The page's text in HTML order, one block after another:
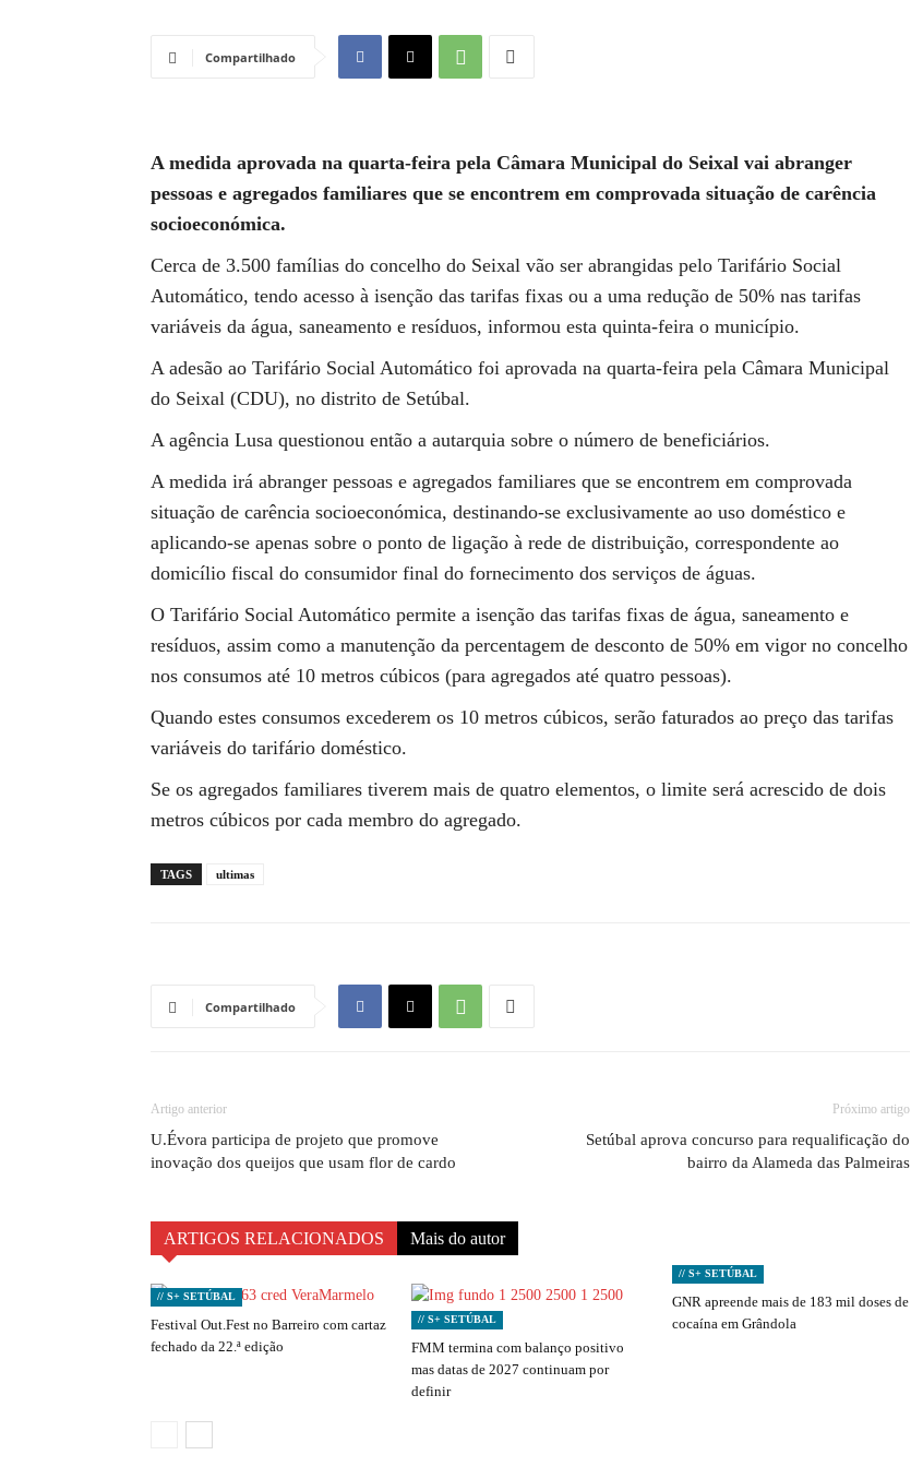
Compartilhado
A medida aprovada na quarta-feira pela Câmara Municipal do Seixal vai abranger
pessoas e agregados familiares que se encontrem em comprovada situação de carência
socioeconómica.
Cerca de 3.500 famílias do concelho do Seixal vão ser abrangidas pelo Tarifário Social
Automático, tendo acesso à isenção das tarifas fixas ou a uma redução de 50% nas tarifas
variáveis da água, saneamento e resíduos, informou esta quinta-feira o município.
A adesão ao Tarifário Social Automático foi aprovada na quarta-feira pela Câmara Municipal
do Seixal (CDU), no distrito de Setúbal.
A agência Lusa questionou então a autarquia sobre o número de beneficiários.
A medida irá abranger pessoas e agregados familiares que se encontrem em comprovada
situação de carência socioeconómica, destinando-se exclusivamente ao uso doméstico e
aplicando-se apenas sobre o ponto de ligação à rede de distribuição, correspondente ao
domicílio fiscal do consumidor final do fornecimento dos serviços de águas.
O Tarifário Social Automático permite a isenção das tarifas fixas de água, saneamento e
resíduos, assim como a manutenção da percentagem de desconto de 50% em vigor no concelho
nos consumos até 10 metros cúbicos (para agregados até quatro pessoas).
Quando estes consumos excederem os 10 metros cúbicos, serão faturados ao preço das tarifas
variáveis do tarifário doméstico.
Se os agregados familiares tiverem mais de quatro elementos, o limite será acrescido de dois
metros cúbicos por cada membro do agregado.
TAGS ultimas
Compartilhado
Artigo anterior
U.Évora participa de projeto que promove
inovação dos queijos que usam flor de cardo
Próximo artigo
Setúbal aprova concurso para requalificação do
bairro da Alameda das Palmeiras
ARTIGOS RELACIONADOS Mais do autor
// S+ SETÚBAL
Festival Out.Fest no Barreiro com cartaz
fechado da 22.ª edição
// S+ SETÚBAL
FMM termina com balanço positivo
mas datas de 2027 continuam por
definir
// S+ SETÚBAL
GNR apreende mais de 183 mil doses de
cocaína em Grândola